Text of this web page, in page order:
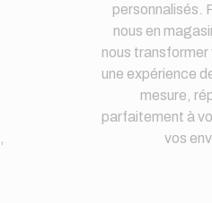
personnalisés.
nous en
nous
une expérience
mesure,
parfaitement à
vos